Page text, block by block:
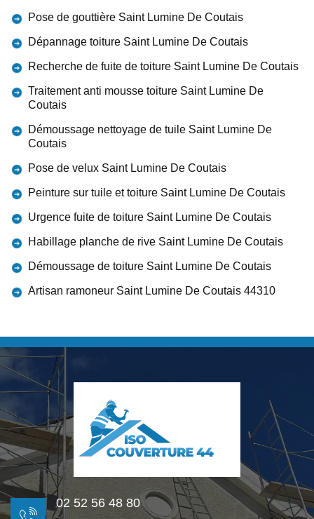
Pose de gouttière Saint Lumine De Coutais
Dépannage toiture Saint Lumine De Coutais
Recherche de fuite de toiture Saint Lumine De Coutais
Traitement anti mousse toiture Saint Lumine De
Coutais
Démoussage nettoyage de tuile Saint Lumine De
Coutais
Pose de velux Saint Lumine De Coutais
Peinture sur tuile et toiture Saint Lumine De Coutais
Urgence fuite de toiture Saint Lumine De Coutais
Habillage planche de rive Saint Lumine De Coutais
Démoussage de toiture Saint Lumine De Coutais
Artisan ramoneur Saint Lumine De Coutais 44310
02 52 56 48 80